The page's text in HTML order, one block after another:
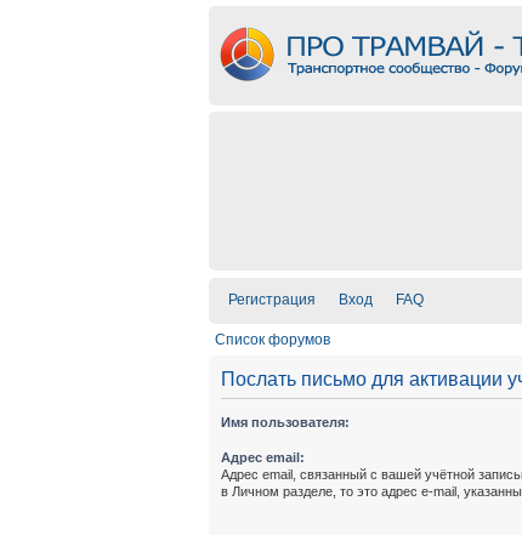
Регистрация Вход FAQ
Список форумов
Послать письмо для активации
Имя пользователя:
Адрес email:
Адрес email, связанный с вашей учётной
в Личном разделе, то это адрес e-mail,